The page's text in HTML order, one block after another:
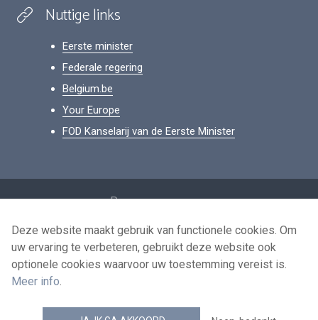
Nuttige links
Eerste minister
Federale regering
Belgium.be
Your Europe
FOD Kanselarij van de Eerste Minister
Persoonsgegevens
Voorwaarden voor het hergebruik
Contacteer ons
news.belgium RSS feed
Deze website maakt gebruik van functionele cookies. Om
uw ervaring te verbeteren, gebruikt deze website ook
optionele cookies waarvoor uw toestemming vereist is.
Meer info.